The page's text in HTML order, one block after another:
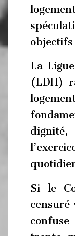
La
(LDH)
Si le
censuré